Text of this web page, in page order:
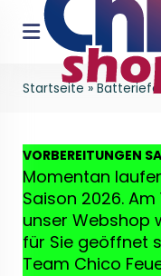
Startseite »
VORBEREITUNGEN
Momentan
Saison 2026.
unser Webshop
für Sie geöffnet
Team Chico